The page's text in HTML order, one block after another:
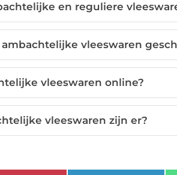
en reguliere
vleeswaren
vleeswaren online?
vleeswaren zijn er?